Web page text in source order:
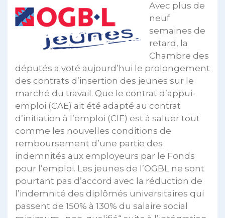
Avec plus de
neuf
semaines de
retard, la
Chambre des
députés a voté aujourd’hui le prolongement
des contrats d’insertion des jeunes sur le
marché du travail. Que le contrat d’appui-
emploi (CAE) ait été adapté au contrat
d’initiation à l’emploi (CIE) est à saluer tout
comme les nouvelles conditions de
remboursement d’une partie des
indemnités aux employeurs par le Fonds
pour l’emploi. Les jeunes de l’OGBL ne sont
pourtant pas d’accord avec la réduction de
l’indemnité des diplômés universitaires qui
passent de 150% à 130% du salaire social